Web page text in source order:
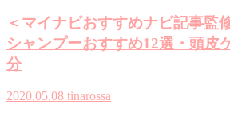
＜マイナビおすすめナビ記事監
シャンプーおすすめ12選・頭皮
分
2020.05.08 tinarossa